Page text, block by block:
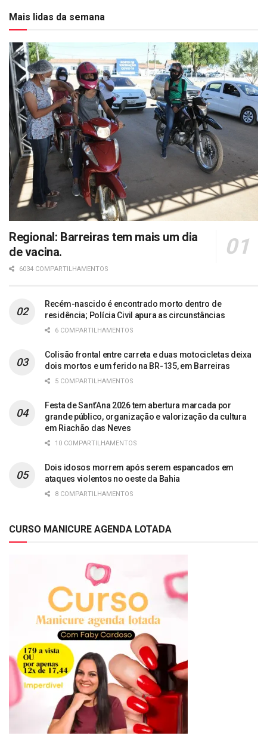
Mais lidas da semana
Regional: Barreiras tem mais um dia
de vacina.
6034 COMPARTILHAMENTOS
Recém-nascido é encontrado morto dentro de
residência; Polícia Civil apura as circunstâncias
6 COMPARTILHAMENTOS
Colisão frontal entre carreta e duas motocicletas deixa
dois mortos e um ferido na BR-135, em Barreiras
5 COMPARTILHAMENTOS
Festa de Sant’Ana 2026 tem abertura marcada por
grande público, organização e valorização da cultura
em Riachão das Neves
10 COMPARTILHAMENTOS
Dois idosos morrem após serem espancados em
ataques violentos no oeste da Bahia
8 COMPARTILHAMENTOS
CURSO MANICURE AGENDA LOTADA